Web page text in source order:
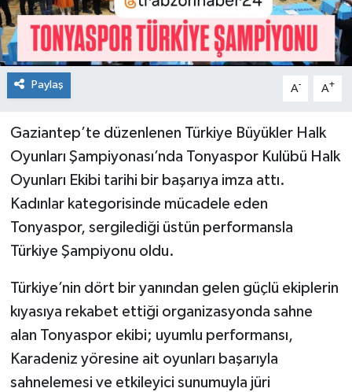
Paylaş A- A+
Gaziantep’te düzenlenen Türkiye Büyükler Halk
Oyunları Şampiyonası’nda Tonyaspor Kulübü Halk
Oyunları Ekibi tarihi bir başarıya imza attı.
Kadınlar kategorisinde mücadele eden
Tonyaspor, sergilediği üstün performansla
Türkiye Şampiyonu oldu.
Türkiye’nin dört bir yanından gelen güçlü ekiplerin
kıyasıya rekabet ettiği organizasyonda sahne
alan Tonyaspor ekibi; uyumlu performansı,
Karadeniz yöresine ait oyunları başarıyla
sahnelemesi ve etkileyici sunumuyla jüri